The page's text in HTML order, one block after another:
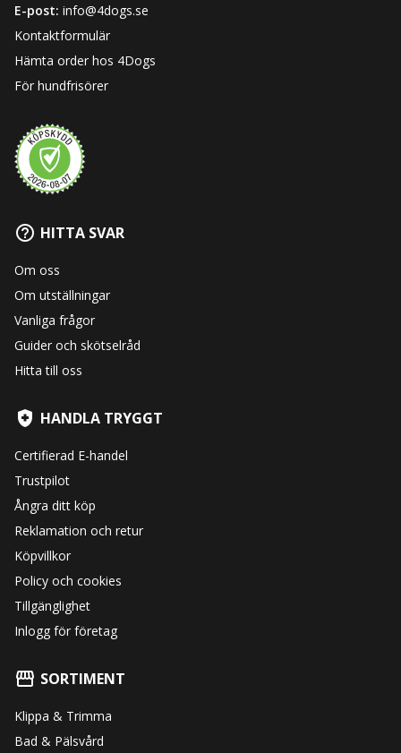
E-post: info@4dogs.se
Kontaktformulär
Hämta order hos 4Dogs
För hundfrisörer
HITTA SVAR
Om oss
Om utställningar
Vanliga frågor
Guider och skötselråd
Hitta till oss
HANDLA TRYGGT
Certifierad E-handel
Trustpilot
Ångra ditt köp
Reklamation och retur
Köpvillkor
Policy och cookies
Tillgänglighet
Inlogg för företag
SORTIMENT
Klippa & Trimma
Bad & Pälsvård